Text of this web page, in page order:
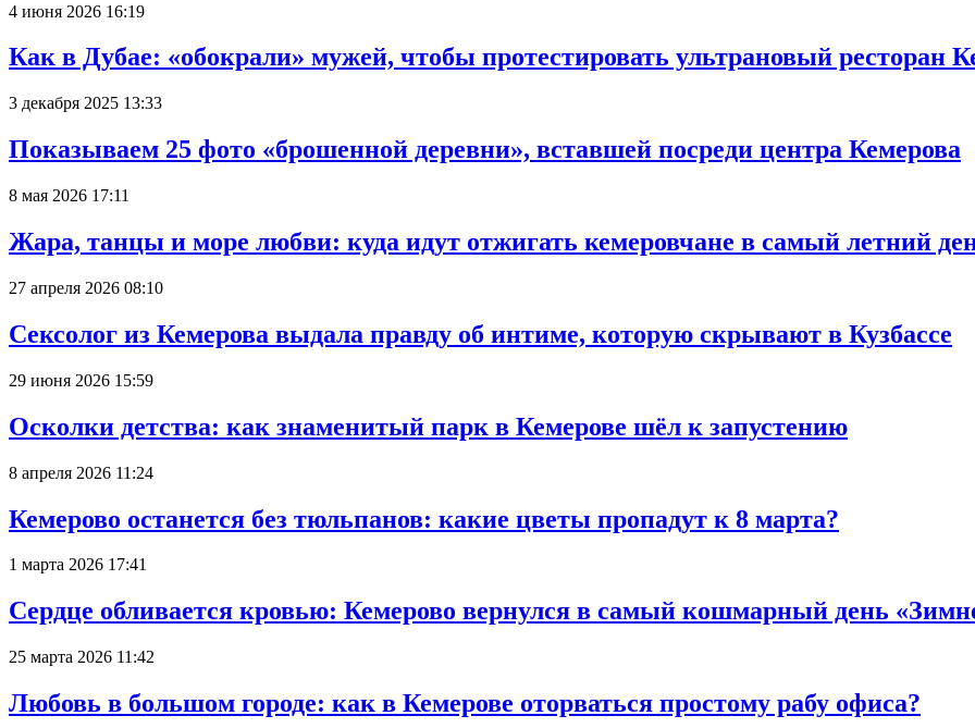
4 июня 2026 16:19
Как в Дубае: «обокрали» мужей, чтобы протестировать ультрановый ресторан
3 декабря 2025 13:33
Показываем 25 фото «брошенной деревни», вставшей посреди центра Кемерова
8 мая 2026 17:11
Жара, танцы и море любви: куда идут отжигать кемеровчане в самый летний
27 апреля 2026 08:10
Сексолог из Кемерова выдала правду об интиме, которую скрывают в Кузбассе
29 июня 2026 15:59
Осколки детства: как знаменитый парк в Кемерове шёл к запустению
8 апреля 2026 11:24
Кемерово останется без тюльпанов: какие цветы пропадут к 8 марта?
1 марта 2026 17:41
Сердце обливается кровью: Кемерово вернулся в самый кошмарный день
25 марта 2026 11:42
Любовь в большом городе: как в Кемерове оторваться простому рабу офиса?